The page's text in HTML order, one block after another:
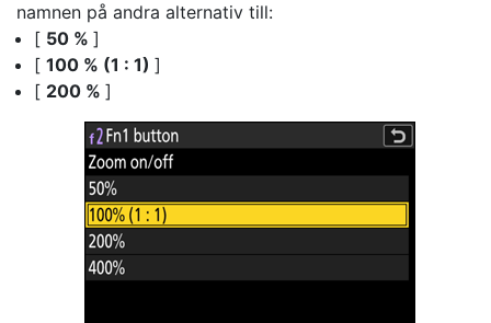
namnen på andra alternativ till:
[ 50 % ]
[ 100 % (1 : 1) ]
[ 200 % ]